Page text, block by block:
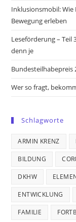
Inklusionsmobil:
Bewegung erleben
Leseförderung – Teil
denn je
Bundesteilhabepreis
Wer so fragt,
Schlagworte
ARMIN KRENZ
BILDUNG
DKHW
ENTWICKLUNG
FAMILIE